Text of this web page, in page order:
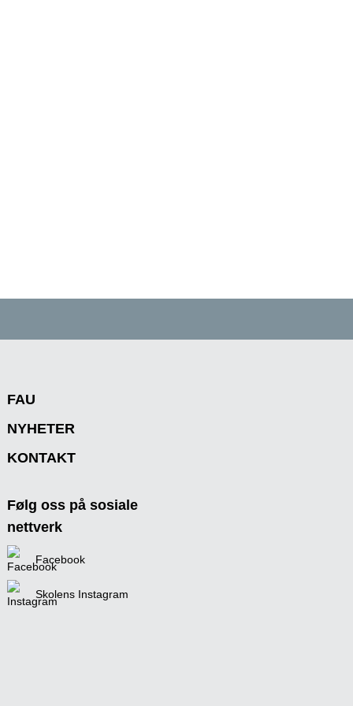
FAU
NYHETER
KONTAKT
Følg oss på sosiale
nettverk
Facebook
Skolens Instagram